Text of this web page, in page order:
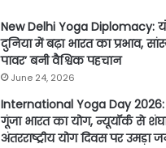
New Delhi Yoga Diplomacy:
दुनिया में बढ़ा भारत का प्रभाव,
पावर’ बनी वैश्विक पहचान
June 24, 2026
International Yoga Day 2026:
गूंजा भारत का योग, न्यूयॉर्क से
अंतरराष्ट्रीय योग दिवस पर उमड़ा